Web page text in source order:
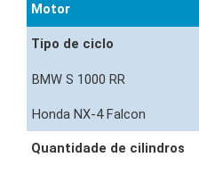
Motor
Tipo de ciclo
Quantidade de cilindros